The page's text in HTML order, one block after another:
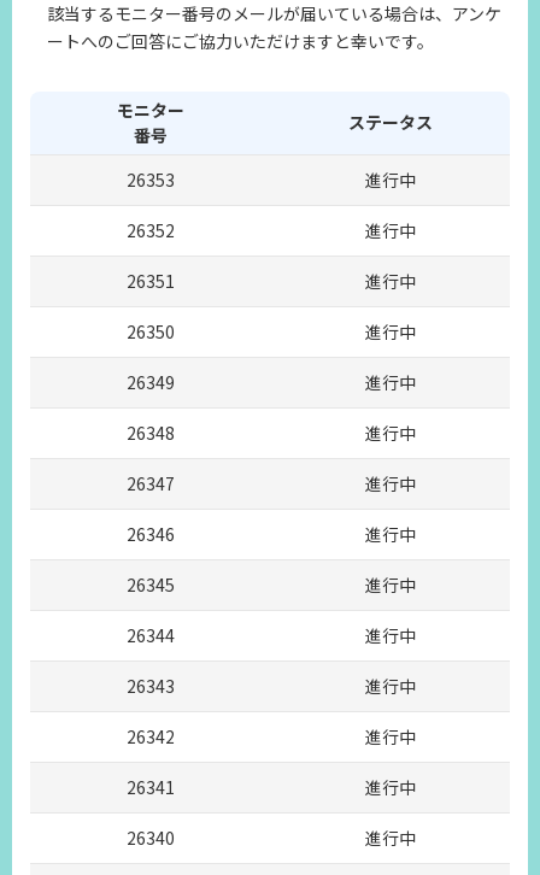
該当するモニター番号のメールが届いている場合は、アンケ
ートへのご回答にご協力いただけますと幸いです。
モニター
番号
ステータス
26353 進行中
26352 進行中
26351 進行中
26350 進行中
26349 進行中
26348 進行中
26347 進行中
26346 進行中
26345 進行中
26344 進行中
26343 進行中
26342 進行中
26341 進行中
26340 進行中